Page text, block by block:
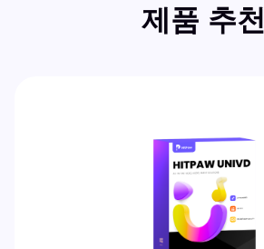
제품 추천